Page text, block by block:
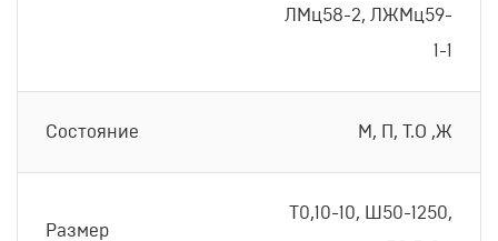
ЛМц58-2, ЛЖМц59-
1-1
Состояние М, П, Т.О ,Ж
Размер
Т0,10-10, Ш50-1250,